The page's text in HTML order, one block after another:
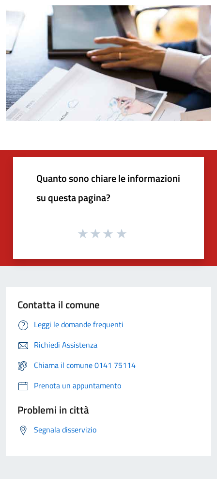
Quanto sono chiare le informazioni
su questa pagina?
Contatta il comune
Leggi le domande frequenti
Richiedi Assistenza
Chiama il comune 0141 75114
Prenota un appuntamento
Problemi in città
Segnala disservizio